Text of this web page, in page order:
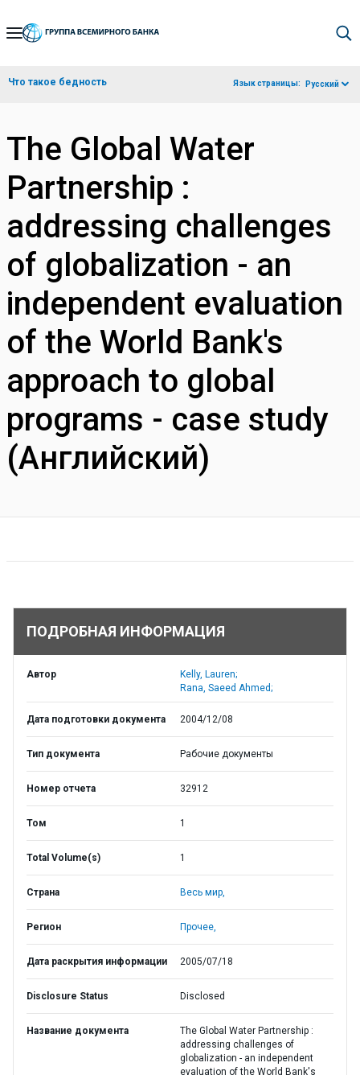
Skip
Navigation
Что такое бедность Язык страницы: Русский
The Global Water
Partnership :
addressing challenges
of globalization - an
independent evaluation
of the World Bank's
approach to global
programs - case study
(Английский)
ПОДРОБНАЯ ИНФОРМАЦИЯ
Автор
Kelly, Lauren;
Rana, Saeed Ahmed;
Дата подготовки документа 2004/12/08
Тип документа Рабочие документы
Номер отчета 32912
Том 1
Total Volume(s) 1
Страна Весь мир,
Регион Прочее,
Дата раскрытия информации 2005/07/18
Disclosure Status Disclosed
Название документа
The Global Water Partnership :
addressing challenges of
globalization - an independent
evaluation of the World Bank's